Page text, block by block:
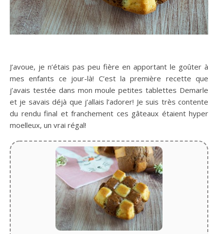
J’avoue, je n’étais pas peu fière en apportant le goûter à
mes enfants ce jour-là! C’est la première recette que
j’avais testée dans mon moule petites tablettes Demarle
et je savais déjà que j’allais l’adorer! Je suis très contente
du rendu final et franchement ces gâteaux étaient hyper
moelleux, un vrai régal!